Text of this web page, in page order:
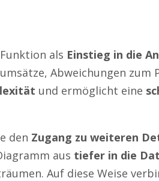
als Einstieg in die
Abweichungen zum
und ermöglicht eine
den Zugang zu weiteren
aus tiefer in die
Auf diese Weise